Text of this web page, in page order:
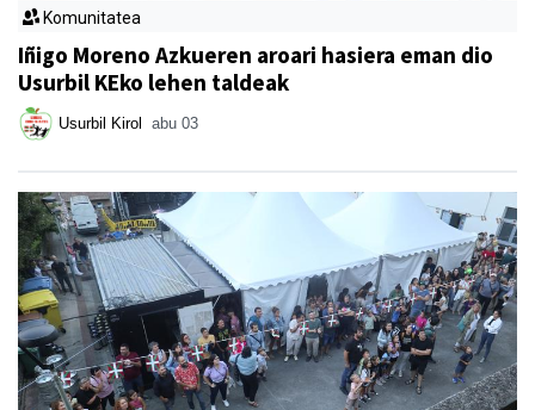
Komunitatea
Iñigo Moreno Azkueren aroari hasiera eman dio
Usurbil KEko lehen taldeak
Usurbil Kirol abu 03